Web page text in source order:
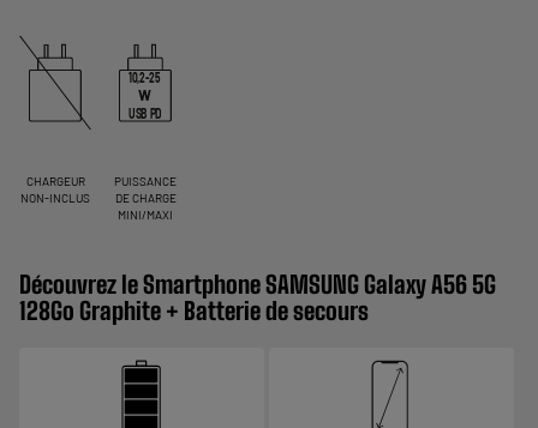
CHARGEUR
NON-INCLUS
10,2-25
W
USB PD
PUISSANCE
DE CHARGE
MINI/MAXI
Découvrez le Smartphone SAMSUNG Galaxy A56 5G
128Go Graphite + Batterie de secours